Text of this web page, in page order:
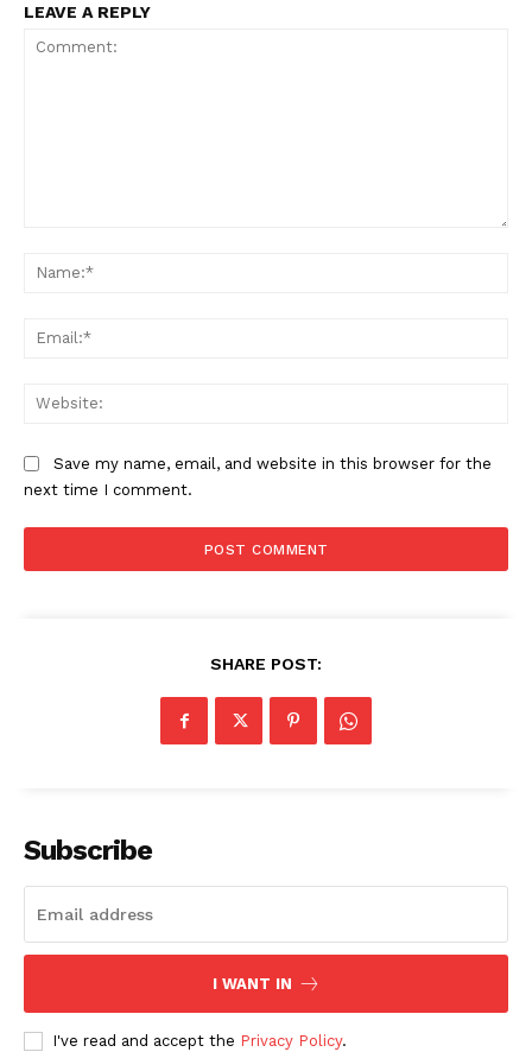
LEAVE A REPLY
Save my name, email, and website in this browser for the
next time I comment.
SHARE POST:
Subscribe
I WANT IN
I've read and accept the Privacy Policy.